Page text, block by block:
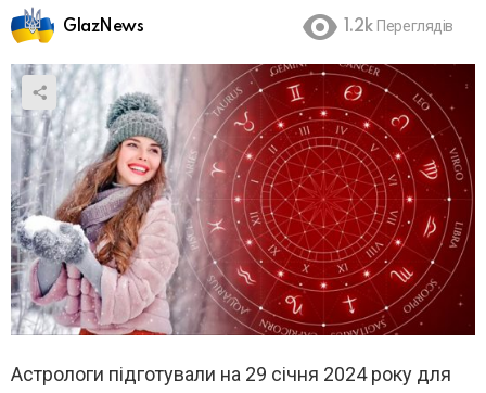
GlazNews 1.2k Переглядів
Астрологи підготували на 29 січня 2024 року для